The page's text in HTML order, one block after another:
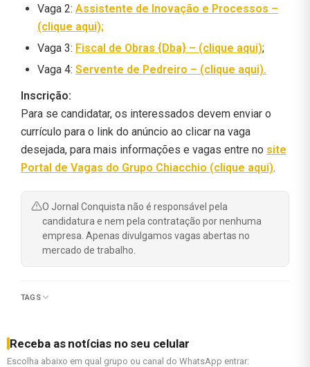
Vaga 2: Assistente de Inovação e Processos –
(clique aqui);
Vaga 3: Fiscal de Obras {Dba} – (clique aqui);
Vaga 4: Servente de Pedreiro – (clique aqui).
Inscrição:
Para se candidatar, os interessados devem enviar o
currículo para o link do anúncio ao clicar na vaga
desejada, para mais informações e vagas entre no site
Portal de Vagas do Grupo Chiacchio (clique aqui).
O Jornal Conquista não é responsável pela
candidatura e nem pela contratação por nenhuma
empresa. Apenas divulgamos vagas abertas no
mercado de trabalho.
TAGS
Receba as notícias no seu celular
Escolha abaixo em qual grupo ou canal do WhatsApp entrar: